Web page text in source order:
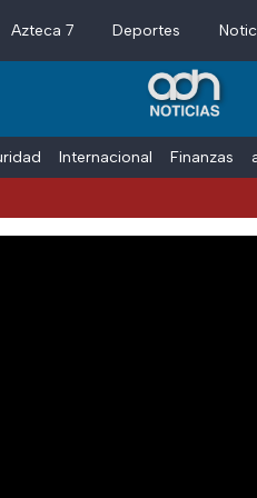
Azteca 7 Deportes
Internacional Finanzas